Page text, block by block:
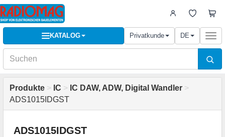
KATALOG Privatkunde DE
Produkte > IC > IC DAW, ADW, Digital Wandler >
ADS1015IDGST
ADS1015IDGST